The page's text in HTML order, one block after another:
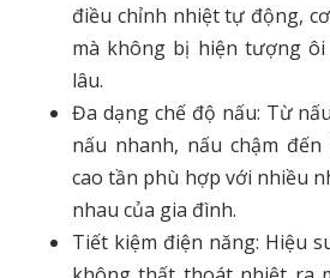
điều chỉnh nhiệt tự động,
mà không bị hiện tượng
lâu.
Đa dạng chế độ nấu: Từ
nấu nhanh, nấu chậm
cao tần phù hợp với nhiều
nhau của gia đình.
Tiết kiệm điện năng: Hiệu